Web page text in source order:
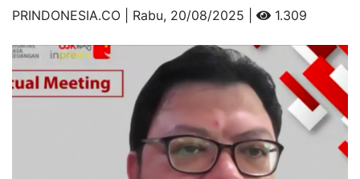
PRINDONESIA.CO | Rabu, 20/08/2025 | 1.309